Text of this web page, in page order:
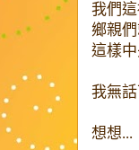
我們
鄉親
這樣中
我無
想想...